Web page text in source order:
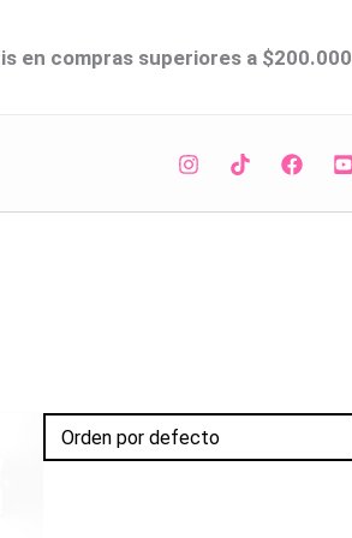
en compras superiores a $200.000